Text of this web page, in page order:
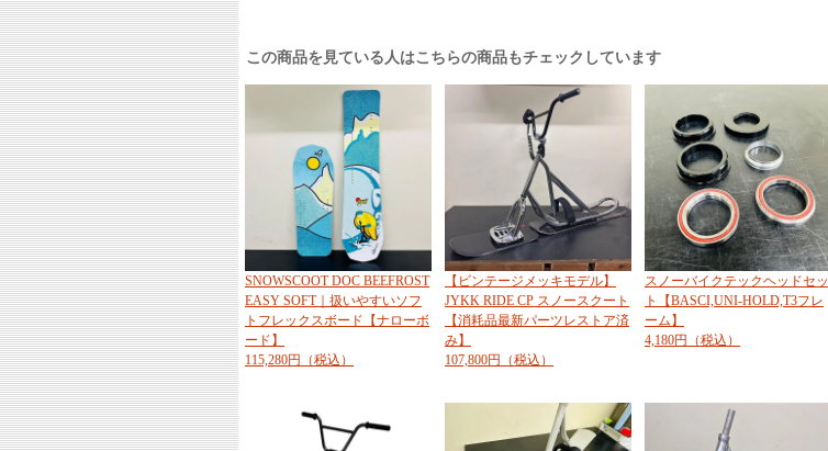
この商品を見ている人はこちらの商品もチェックしています
SNOWSCOOT DOC BEEFROST
EASY SOFT｜扱いやすいソフ
トフレックスボード【ナローボ
ード】
115,280円（税込）
【ビンテージメッキモデル】
JYKK RIDE CP スノースクート
【消耗品最新パーツレストア済
み】
107,800円（税込）
スノーバイクテックヘッドセッ
ト【BASCI,UNI-HOLD,T3フレ
ーム】
4,180円（税込）